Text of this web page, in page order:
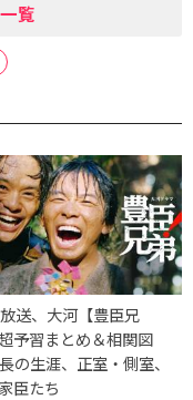
覧
送、大河【豊臣兄
予習まとめ＆相関図
生涯、正室・側室、
臣たち